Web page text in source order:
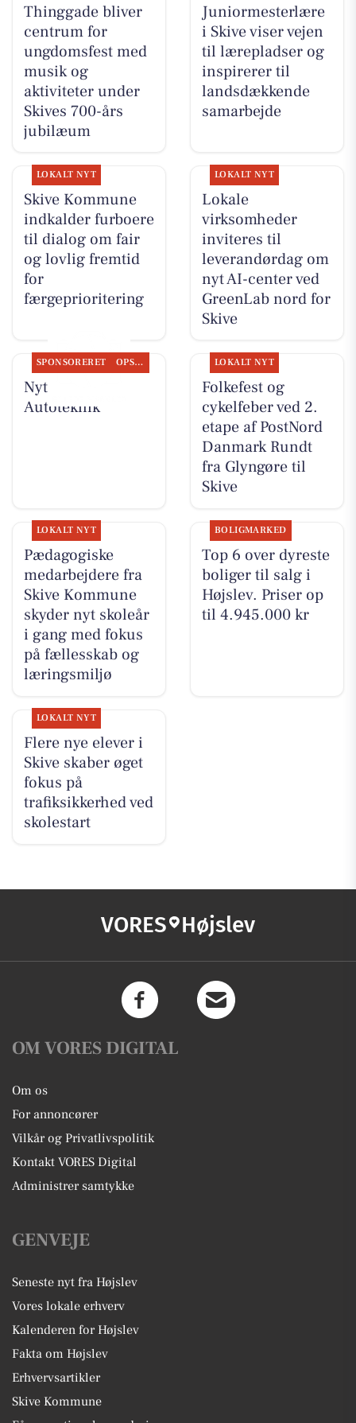
Thinggade bliver
centrum for
ungdomsfest med
musik og
aktiviteter under
Skives 700-års
jubilæum
Juniormesterlære
i Skive viser vejen
til lærepladser og
inspirerer til
landsdækkende
samarbejde
LOKALT NYT
Skive Kommune
indkalder furboere
til dialog om fair
og lovlig fremtid
for
færgeprioritering
LOKALT NYT
Lokale
virksomheder
inviteres til
leverandørdag om
nyt AI-center ved
GreenLab nord for
Skive
SPONSORERET OPSLAGSTAVLEN
Nyt fra JM
Autoteknik
LOKALT NYT
Folkefest og
cykelfeber ved 2.
etape af PostNord
Danmark Rundt
fra Glyngøre til
Skive
LOKALT NYT
Pædagogiske
medarbejdere fra
Skive Kommune
skyder nyt skoleår
i gang med fokus
på fællesskab og
læringsmiljø
BOLIGMARKED
Top 6 over dyreste
boliger til salg i
Højslev. Priser op
til 4.945.000 kr
LOKALT NYT
Flere nye elever i
Skive skaber øget
fokus på
trafiksikkerhed ved
skolestart
VORES Højslev
OM VORES DIGITAL
Om os
For annoncører
Vilkår og Privatlivspolitik
Kontakt VORES Digital
Administrer samtykke
GENVEJE
Seneste nyt fra Højslev
Vores lokale erhverv
Kalenderen for Højslev
Fakta om Højslev
Erhvervsartikler
Skive Kommune